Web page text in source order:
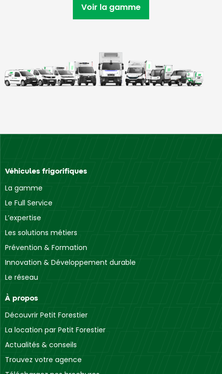
Voir la gamme
Véhicules frigorifiques
La gamme
Le Full Service
L’expertise
Les solutions métiers
Prévention & Formation
Innovation & Développement durable
Le réseau
À propos
Découvrir Petit Forestier
La location par Petit Forestier
Actualités & conseils
Trouvez votre agence